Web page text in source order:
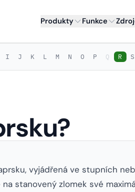
Produkty Funkce
I J K L M N O P Q R S
vyjádřená ve stupních
stanovený zlomek své